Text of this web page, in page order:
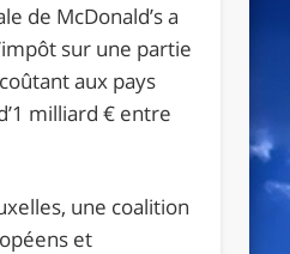
de McDonald’s a
sur une partie
aux pays
milliard € entre
une coalition
et